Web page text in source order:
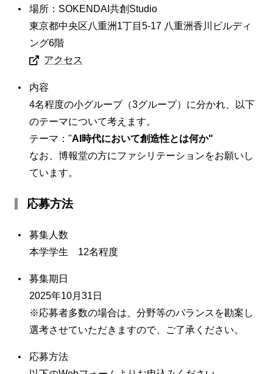
場所：SOKENDAI共創Studio
東京都中央区八重洲1丁目5-17 八重洲香川ビルディ
ング6階
アクセス
内容
4名程度の小グループ（3グループ）に分かれ、以下
のテーマについて考えます。
テーマ："AI時代において創造性とは何か"
なお、博報堂の方にファシリテーションをお願いし
ています。
応募方法
募集人数
本学学生 12名程度
募集期日
2025年10月31日
※応募者多数の場合は、分野等のバランスを勘案し
選考させていただきますので、ご了承ください。
応募方法